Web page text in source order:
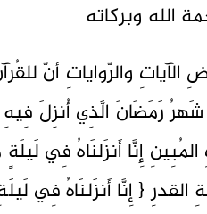
الله وبركاته
والرّواياتِ أنّ
القدرِ { إِنَّا أَنزَلنَاهُ فِي